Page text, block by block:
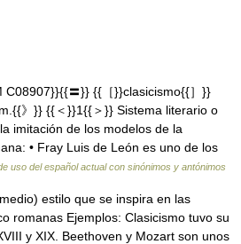
〓}} {{［}}clasicismo{{］}}
》}} {{＜}}1{{＞}} Sistema literario o
imitación de los modelos de la
• Fray Luis de León es uno de los
uso del español actual con sinónimos y antónimos
estilo que se inspira en las
romanas Ejemplos: Clasicismo tuvo su
y XIX. Beethoven y Mozart son unos